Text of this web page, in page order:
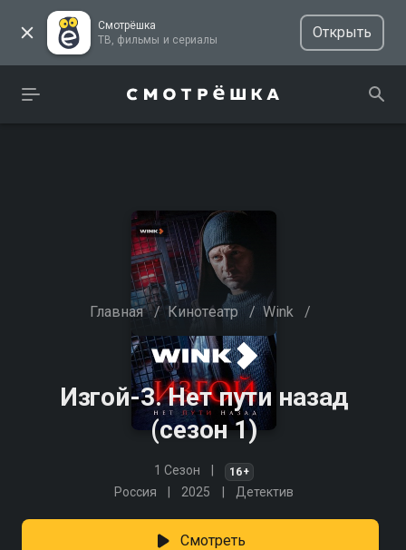
Смотрёшка
ТВ, фильмы и сериалы
Открыть
Главная / Кинотеатр / Wink /
Изгой-3. Нет пути назад
(сезон 1)
1 Сезон 16+
Россия 2025 Детектив
Смотреть